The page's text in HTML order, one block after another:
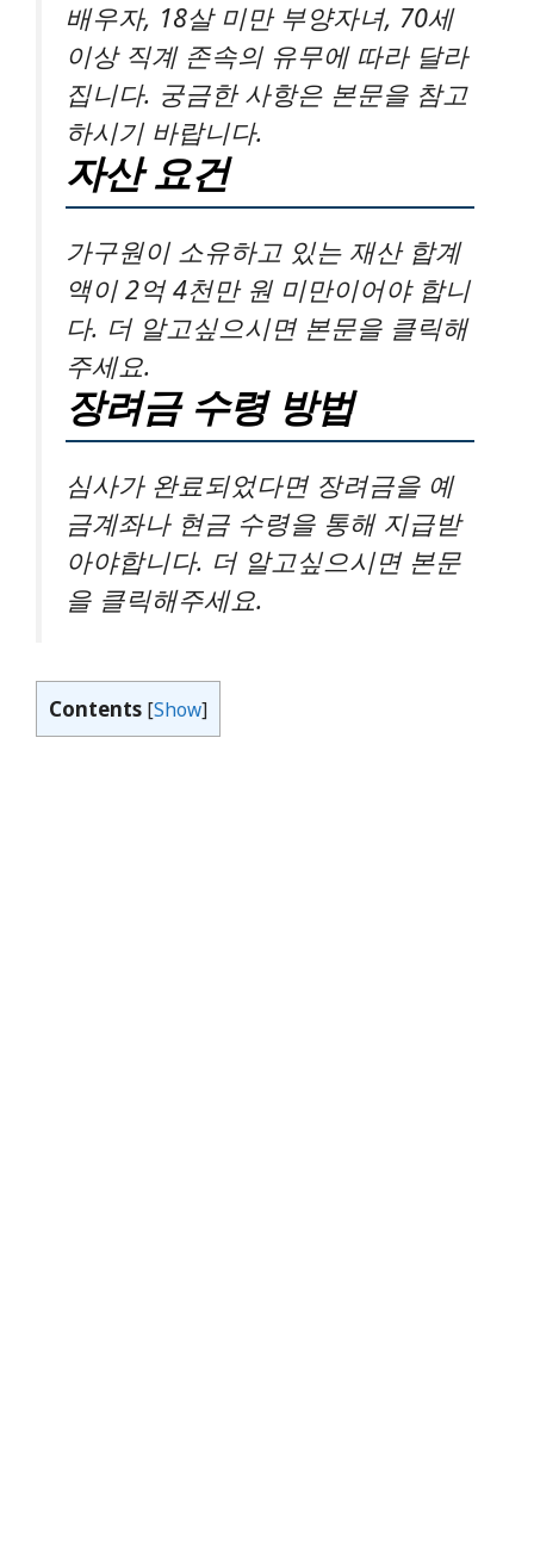
배우자, 18살 미만 부양자녀, 70세
이상 직계 존속의 유무에 따라 달라
집니다. 궁금한 사항은 본문을 참고
하시기 바랍니다.
자산 요건
가구원이 소유하고 있는 재산 합계
액이 2억 4천만 원 미만이어야 합니
다. 더 알고싶으시면 본문을 클릭해
주세요.
장려금 수령 방법
심사가 완료되었다면 장려금을 예
금계좌나 현금 수령을 통해 지급받
아야합니다. 더 알고싶으시면 본문
을 클릭해주세요.
Contents [Show]